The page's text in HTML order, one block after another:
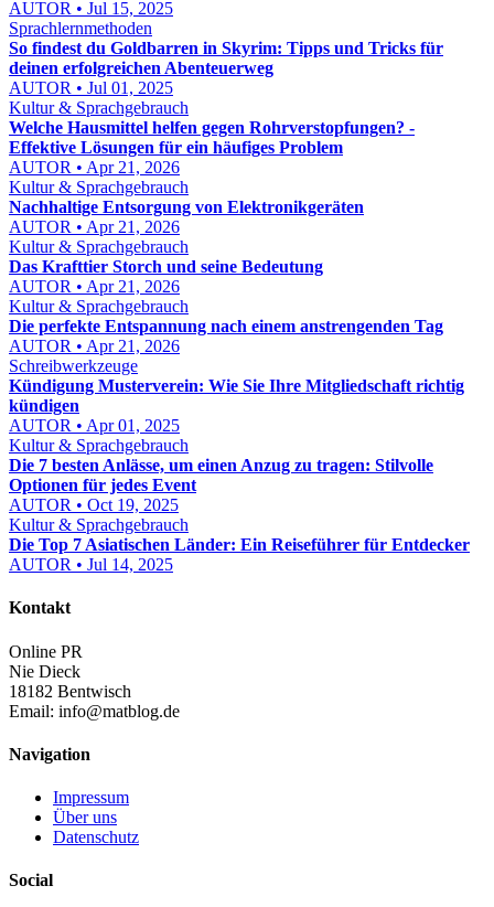
AUTOR • Jul 15, 2025
Sprachlernmethoden
So findest du Goldbarren in Skyrim: Tipps und Tricks für
deinen erfolgreichen Abenteuerweg
AUTOR • Jul 01, 2025
Kultur & Sprachgebrauch
Welche Hausmittel helfen gegen Rohrverstopfungen? -
Effektive Lösungen für ein häufiges Problem
AUTOR • Apr 21, 2026
Kultur & Sprachgebrauch
Nachhaltige Entsorgung von Elektronikgeräten
AUTOR • Apr 21, 2026
Kultur & Sprachgebrauch
Das Krafttier Storch und seine Bedeutung
AUTOR • Apr 21, 2026
Kultur & Sprachgebrauch
Die perfekte Entspannung nach einem anstrengenden Tag
AUTOR • Apr 21, 2026
Schreibwerkzeuge
Kündigung Musterverein: Wie Sie Ihre Mitgliedschaft richtig
kündigen
AUTOR • Apr 01, 2025
Kultur & Sprachgebrauch
Die 7 besten Anlässe, um einen Anzug zu tragen: Stilvolle
Optionen für jedes Event
AUTOR • Oct 19, 2025
Kultur & Sprachgebrauch
Die Top 7 Asiatischen Länder: Ein Reiseführer für Entdecker
AUTOR • Jul 14, 2025
Kontakt
Online PR
Nie Dieck
18182 Bentwisch
Email: info@matblog.de
Navigation
Impressum
Über uns
Datenschutz
Social